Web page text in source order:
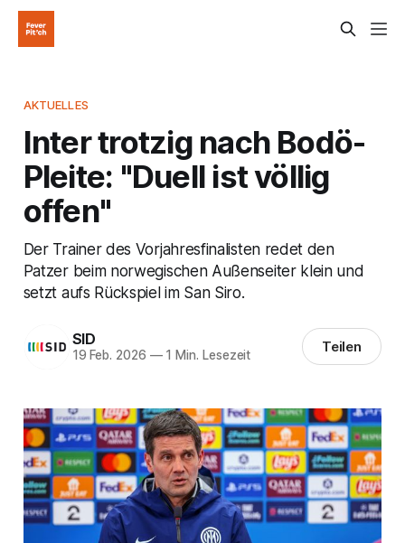
AKTUELLES
Inter trotzig nach Bodö-
Pleite: "Duell ist völlig
offen"
Der Trainer des Vorjahresfinalisten redet den
Patzer beim norwegischen Außenseiter klein und
setzt aufs Rückspiel im San Siro.
SID
19 Feb. 2026 —1 Min. Lesezeit Teilen